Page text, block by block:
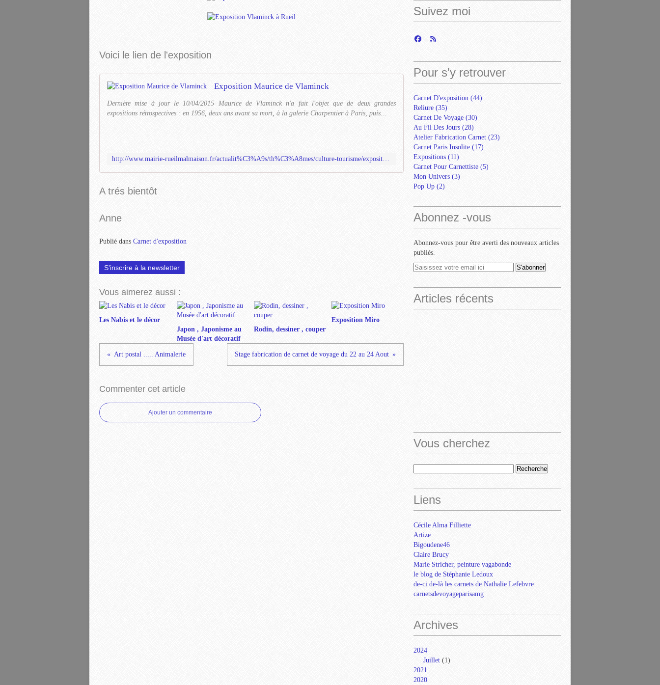
Voici le lien de l'exposition
Exposition Maurice de Vlaminck
Dernière mise à jour le 10/04/2015 Maurice de Vlaminck n'a fait l'objet que de deux grandes
expositions rétrospectives : en 1956, deux ans avant sa mort, à la galerie Charpentier à Paris, puis...
http://www.mairie-rueilmalmaison.fr/actualit%C3%A9s/th%C3%A8mes/culture-tourisme/exposition-maurice-de-vlaminck
A trés bientôt
Anne
Publié dans Carnet d'exposition
S'inscrire à la newsletter
Vous aimerez aussi :
Les Nabis et le décor
Japon , Japonisme au
Musée d'art décoratif
Rodin, dessiner , couper
Exposition Miro
Art postal ..... Animalerie Stage fabrication de carnet de voyage du 22 au 24 Aout
Commenter cet article
Ajouter un commentaire
Suivez moi
Pour s'y retrouver
Carnet D'exposition (44)
Reliure (35)
Carnet De Voyage (30)
Au Fil Des Jours (28)
Atelier Fabrication Carnet (23)
Carnet Paris Insolite (17)
Expositions (11)
Carnet Pour Carnettiste (5)
Mon Univers (3)
Pop Up (2)
Abonnez -vous
Abonnez-vous pour être averti des nouveaux articles
publiés.
Articles récents
Vous cherchez
Liens
Cécile Alma Filliette
Artize
Bigoudene46
Claire Brucy
Marie Stricher, peinture vagabonde
le blog de Stéphanie Ledoux
de-ci de-là les carnets de Nathalie Lefebvre
carnetsdevoyageparisamg
Archives
2024
Juillet (1)
2021
2020